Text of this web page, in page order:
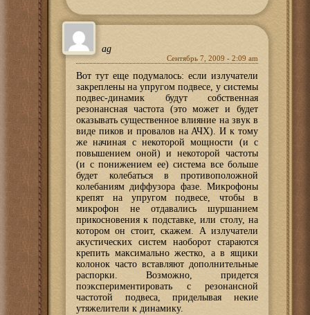
ag
Сентябрь 7, 2009 - 2:09 am
Вот тут еще подумалось: если излучатели
закреплены на упругом подвесе, у системы
подвес-динамик будут собственная
резонансная частота (это может и будет
оказывать существенное влияние на звук в
виде пиков и провалов на АЧХ). И к тому
же начиная с некоторой мощности (и с
повышением оной) и некоторой частоты
(и с понижением ее) система все больше
будет колебаться в противоположной
колебаниям диффузора фазе. Микрофоны
крепят на упругом подвесе, чтобы в
микрофон не отдавались шуршанием
прикосновения к подставке, или столу, на
котором он стоит, скажем. А излучатели
акустических систем наоборот стараются
крепить максимально жестко, а в ящики
колонок часто вставляют дополнительные
распорки. Возможно, придется
поэкспериментировать с резонансной
частотой подвеса, приделывая некие
утяжелители к динамику.